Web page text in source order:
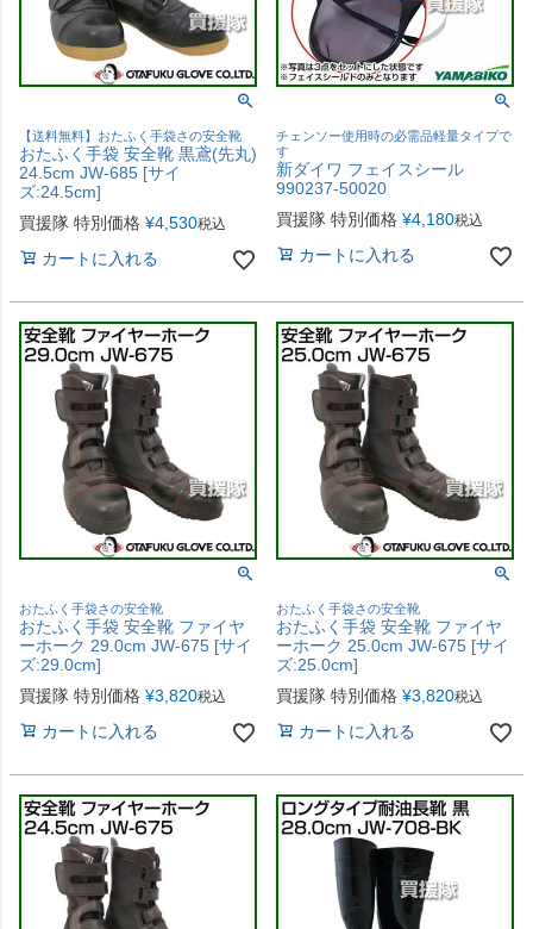
【送料無料】おたふく手袋さの安全靴
おたふく手袋 安全靴 黒鳶(先丸)
24.5cm JW-685 [サイ
ズ:24.5cm]
買援隊 特別価格 ¥4,530税込
カートに入れる
チェンソー使用時の必需品軽量タイプで
す
新ダイワ フェイスシール
990237-50020
買援隊 特別価格 ¥4,180税込
カートに入れる
おたふく手袋さの安全靴
おたふく手袋 安全靴 ファイヤ
ーホーク 29.0cm JW-675 [サイ
ズ:29.0cm]
買援隊 特別価格 ¥3,820税込
カートに入れる
おたふく手袋さの安全靴
おたふく手袋 安全靴 ファイヤ
ーホーク 25.0cm JW-675 [サイ
ズ:25.0cm]
買援隊 特別価格 ¥3,820税込
カートに入れる